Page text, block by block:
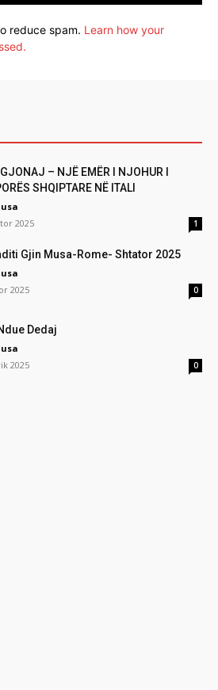
reduce spam. Learn how your
– NJË EMËR I NJOHUR I
SHQIPTARE NË ITALI
2025
1
Gjin Musa-Rome- Shtator 2025
2025
0
Dedaj
2025
0